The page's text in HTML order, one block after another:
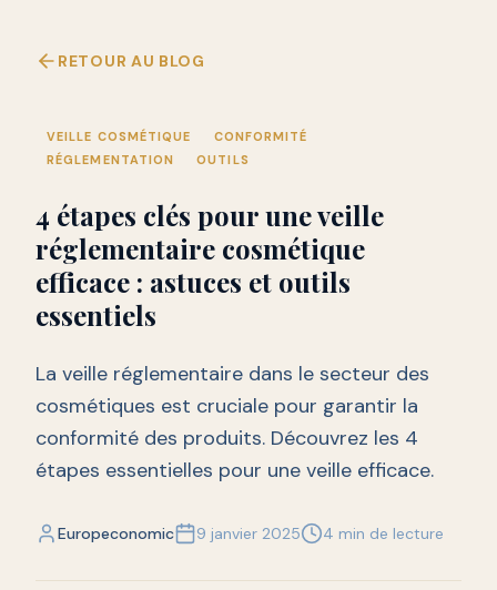
RETOUR AU BLOG
VEILLE COSMÉTIQUE
CONFORMITÉ
RÉGLEMENTATION
OUTILS
4 étapes clés pour une veille
réglementaire cosmétique
efficace : astuces et outils
essentiels
La veille réglementaire dans le secteur des
cosmétiques est cruciale pour garantir la
conformité des produits. Découvrez les 4
étapes essentielles pour une veille efficace.
Europeconomic 9 janvier 2025 4 min de lecture